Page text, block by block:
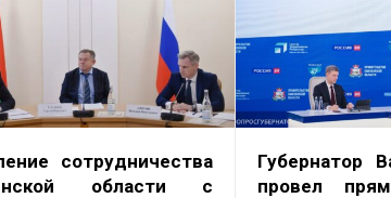
сотрудничества
области с
Губернатор
провел